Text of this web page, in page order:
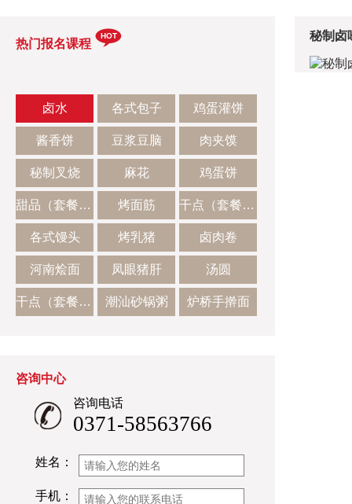
热门报名课程
HOT
卤水 各式包子 鸡蛋灌饼
酱香饼 豆浆豆脑 肉夹馍
秘制叉烧 麻花 鸡蛋饼
甜品（套餐二） 烤面筋 干点（套餐一）
各式馒头 烤乳猪 卤肉卷
河南烩面 凤眼猪肝 汤圆
干点（套餐二） 潮汕砂锅粥 炉桥手擀面
咨询中心
咨询电话
0371-58563766
姓名：
手机：
秘制卤